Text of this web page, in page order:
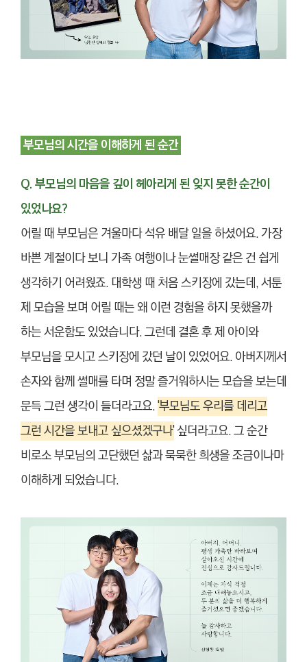
부모님의 시간을 이해하게 된 순간
Q. 부모님의 마음을 깊이 헤아리게 된 잊지 못한 순간이
있었나요?
어릴 때 부모님은 겨울마다 석유 배달 일을 하셨어요. 가장
바쁜 계절이다 보니 가족 여행이나 눈썰매장 같은 건 쉽게
생각하기 어려웠죠. 대학생 때 처음 스키장에 갔는데, 서툰
제 모습을 보며 어릴 때는 왜 이런 경험을 하지 못했을까
하는 서운함도 있었습니다. 그런데 결혼 후 제 아이와
부모님을 모시고 스키장에 갔던 날이 있었어요. 아버지께서
손자와 함께 썰매를 타며 정말 즐거워하시는 모습을 보는데
문득 그런 생각이 들더라고요.'부모님도 우리를 데리고
그런 시간을 보내고 싶으셨겠구나'싶더라고요. 그 순간
비로소 부모님의 고단했던 삶과 묵묵한 희생을 조금이나마
이해하게 되었습니다.